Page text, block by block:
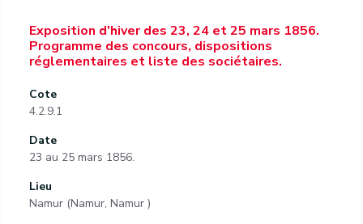
Exposition d'hiver des 23, 24 et 25 mars 1856.
Programme des concours, dispositions
réglementaires et liste des sociétaires.
Cote
4.2.9.1
Date
23 au 25 mars 1856.
Lieu
Namur (Namur, Namur )